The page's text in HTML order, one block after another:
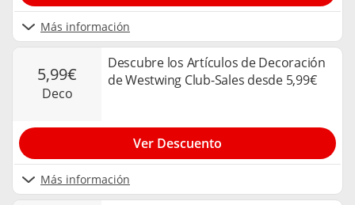
Más información
5,99€
deco
Descubre los Artículos de Decoración
de Westwing Club-Sales desde 5,99€
Más información
Ver Descuento